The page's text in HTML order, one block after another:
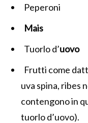
Peperoni
Mais
Tuorlo d’uovo
Frutti come
uva spina, ribes
contengono in
tuorlo d’uovo).